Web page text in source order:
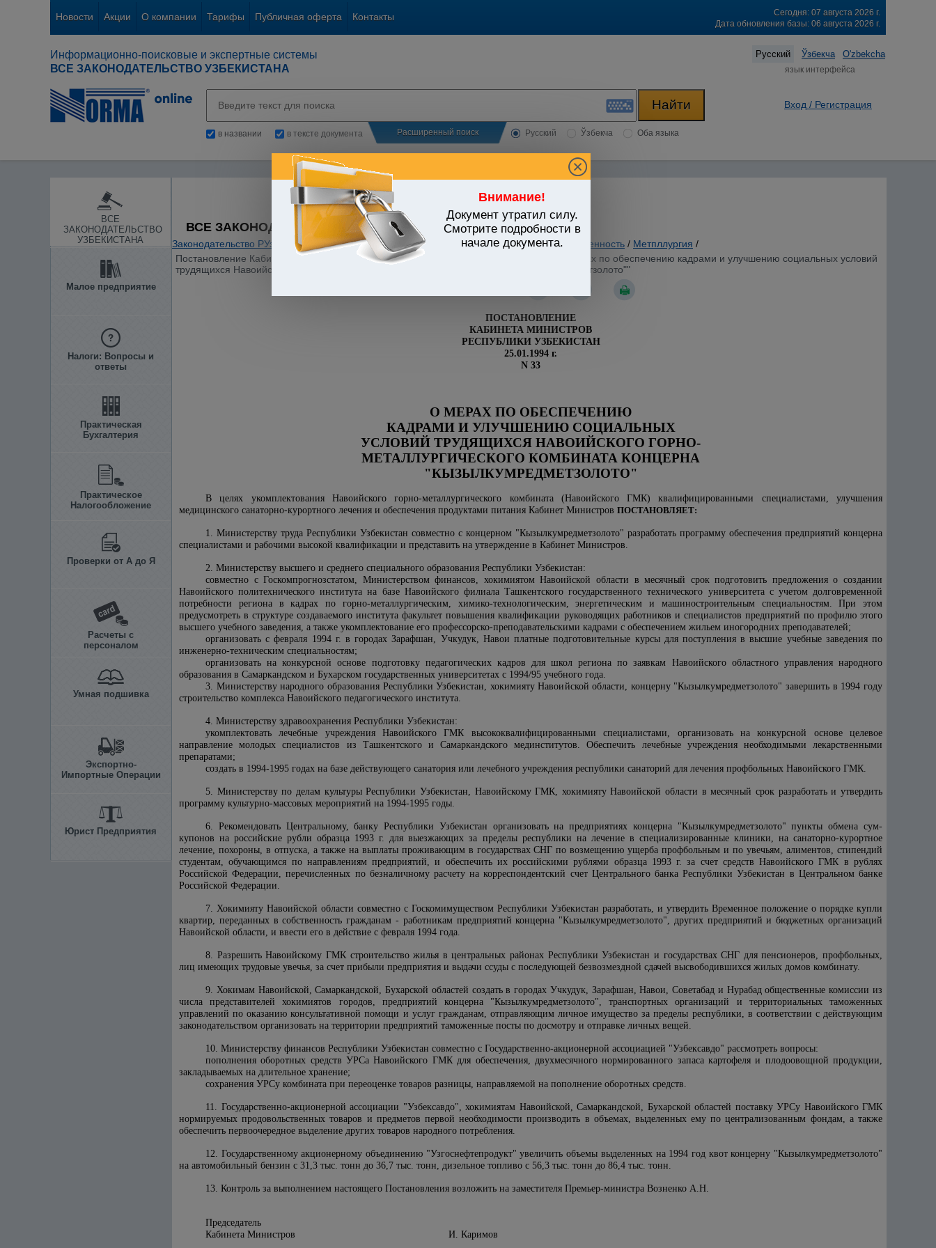
Новости Акции О компании Тарифы Публичная оферта Контакты
Сегодня: 07 августа 2026 г.
Дата обновления базы: 06 августа 2026 г.
Информационно-поисковые и экспертные системы
ВСЕ ЗАКОНОДАТЕЛЬСТВО УЗБЕКИСТАНА
Русский Ўзбекча O'zbekcha
язык интерфейса
в названии в тексте документа Расширенный поиск Русский Ўзбекча Оба языка
Вход / Регистрация
ВСЕ
ЗАКОНОДАТЕЛЬСТВО
УЗБЕКИСТАНА
Малое предприятие
Налоги: Вопросы и
ответы
Практическая
Бухгалтерия
Практическое
Налогообложение
Проверки от А до Я
Расчеты с
персоналом
Умная подшивка
Экспортно-
Импортные Операции
Юрист Предприятия
Внимание!
Документ утратил силу.
Смотрите подробности в
начале документа.
ВСЕ ЗАКОНОДАТЕЛЬСТВО УЗБЕКИСТАНА
Законодательство РУз Отдельные отрасли экономики Утратившие силу акты / Промышленность / Метпллургия /
Постановление Кабинета Министров Республики Узбекистан от 25.01.1994 г. N 33 "О мерах по обеспечению кадрами и улучшению социальных условий
трудящихся Навоийского горно-металлургического комбината концерна "Кызылкумредметзолото""
ПОСТАНОВЛЕНИЕ
КАБИНЕТА МИНИСТРОВ
РЕСПУБЛИКИ УЗБЕКИСТАН
25.01.1994 г.
N 33
О МЕРАХ ПО ОБЕСПЕЧЕНИЮ
КАДРАМИ И УЛУЧШЕНИЮ СОЦИАЛЬНЫХ
УСЛОВИЙ ТРУДЯЩИХСЯ НАВОИЙСКОГО ГОРНО-
МЕТАЛЛУРГИЧЕСКОГО КОМБИНАТА КОНЦЕРНА
"КЫЗЫЛКУМРЕДМЕТЗОЛОТО"
В целях укомплектования Навоийского горно-металлургического комбината (Навоийского ГМК) квалифицированными специалистами, улучшения
медицинского санаторно-курортного лечения и обеспечения продуктами питания Кабинет Министров ПОСТАНОВЛЯЕТ:
1. Министерству труда Республики Узбекистан совместно с концерном "Кызылкумредметзолото" разработать программу обеспечения предприятий концерна
специалистами и рабочими высокой квалификации и представить на утверждение в Кабинет Министров.
2. Министерству высшего и среднего специального образования Республики Узбекистан:
совместно с Госкомпрогнозстатом, Министерством финансов, хокимиятом Навоийской области в месячный срок подготовить предложения о создании
Навоийского политехнического института на базе Навоийского филиала Ташкентского государственного технического университета с учетом долговременной
потребности региона в кадрах по горно-металлургическим, химико-технологическим, энергетическим и машиностроительным специальностям. При этом
предусмотреть в структуре создаваемого института факультет повышения квалификации руководящих работников и специалистов предприятий по профилю этого
высшего учебного заведения, а также укомплектование его профессорско-преподавательскими кадрами с обеспечением жильем иногородних преподавателей;
организовать с февраля 1994 г. в городах Зарафшан, Учкудук, Навои платные подготовительные курсы для поступления в высшие учебные заведения по
инженерно-техническим специальностям;
организовать на конкурсной основе подготовку педагогических кадров для школ региона по заявкам Навоийского областного управления народного
образования в Самаркандском и Бухарском государственных университетах с 1994/95 учебного года.
3. Министерству народного образования Республики Узбекистан, хокимияту Навоийской области, концерну "Кызылкумредметзолото" завершить в 1994 году
строительство комплекса Навоийского педагогического института.
4. Министерству здравоохранения Республики Узбекистан:
укомплектовать лечебные учреждения Навоийского ГМК высококвалифицированными специалистами, организовать на конкурсной основе целевое
направление молодых специалистов из Ташкентского и Самаркандского мединститутов. Обеспечить лечебные учреждения необходимыми лекарственными
препаратами;
создать в 1994-1995 годах на базе действующего санатория или лечебного учреждения республики санаторий для лечения профбольных Навоийского ГМК.
5. Министерству по делам культуры Республики Узбекистан, Навоийскому ГМК, хокимияту Навоийской области в месячный срок разработать и утвердить
программу культурно-массовых мероприятий на 1994-1995 годы.
6. Рекомендовать Центральному, банку Республики Узбекистан организовать на предприятиях концерна "Кызылкумредметзолото" пункты обмена сум-
купонов на российские рубли образца 1993 г. для выезжающих за пределы республики на лечение в специализированные клиники, на санаторно-курортное
лечение, похороны, в отпуска, а также на выплаты проживающим в государствах СНГ по возмещению ущерба профбольным и по увечьям, алиментов, стипендий
студентам, обучающимся по направлениям предприятий, и обеспечить их российскими рублями образца 1993 г. за счет средств Навоийского ГМК в рублях
Российской Федерации, перечисленных по безналичному расчету на корреспондентский счет Центрального банка Республики Узбекистан в Центральном банке
Российской Федерации.
7. Хокимияту Навоийской области совместно с Госкомимуществом Республики Узбекистан разработать, и утвердить Временное положение о порядке купли
квартир, переданных в собственность гражданам - работникам предприятий концерна "Кызылкумредметзолото", других предприятий и бюджетных организаций
Навоийской области, и ввести его в действие с февраля 1994 года.
8. Разрешить Навоийскому ГМК строительство жилья в центральных районах Республики Узбекистан и государствах СНГ для пенсионеров, профбольных,
лиц имеющих трудовые увечья, за счет прибыли предприятия и выдачи ссуды с последующей безвозмездной сдачей высвободившихся жилых домов комбинату.
9. Хокимам Навоийской, Самаркандской, Бухарской областей создать в городах Учкудук, Зарафшан, Навои, Советабад и Нурабад общественные комиссии из
числа представителей хокимиятов городов, предприятий концерна "Кызылкумредметзолото", транспортных организаций и территориальных таможенных
управлений по оказанию консультативной помощи и услуг гражданам, отправляющим личное имущество за пределы республики, в соответствии с действующим
законодательством организовать на территории предприятий таможенные посты по досмотру и отправке личных вещей.
10. Министерству финансов Республики Узбекистан совместно с Государственно-акционерной ассоциацией "Узбексавдо" рассмотреть вопросы:
пополнения оборотных средств УРСа Навоийского ГМК для обеспечения, двухмесячного нормированного запаса картофеля и плодоовощной продукции,
закладываемых на длительное хранение;
сохранения УРСу комбината при переоценке товаров разницы, направляемой на пополнение оборотных средств.
11. Государственно-акционерной ассоциации "Узбексавдо", хокимиятам Навоийской, Самаркандской, Бухарской областей поставку УРСу Навоийского ГМК
нормируемых продовольственных товаров и предметов первой необходимости производить в объемах, выделенных ему по централизованным фондам, а также
обеспечить первоочередное выделение других товаров народного потребления.
12. Государственному акционерному объединению "Узгоснефтепродукт" увеличить объемы выделенных на 1994 год квот концерну "Кызылкумредметзолото"
на автомобильный бензин с 31,3 тыс. тонн до 36,7 тыс. тонн, дизельное топливо с 56,3 тыс. тонн до 86,4 тыс. тонн.
13. Контроль за выполнением настоящего Постановления возложить на заместителя Премьер-министра Возненко А.Н.
Председатель
Кабинета Министров И. Каримов